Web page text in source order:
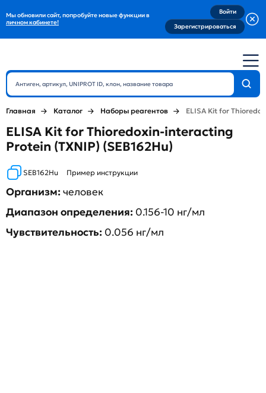
Мы обновили сайт, попробуйте новые функции в
личном кабинете!
Войти
Зарегистрироваться
Главная Каталог Наборы реагентов ELISA Kit for
ELISA Kit for Thioredoxin-interacting
Protein (TXNIP) (SEB162Hu)
SEB162Hu Пример инструкции
Организм:человек
Диапазон определения: 0.156-10 нг/мл
Чувствительность: 0.056 нг/мл